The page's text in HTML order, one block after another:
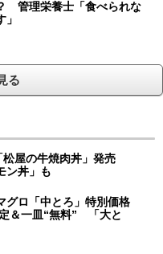
管理栄養士「食べられな
る
松屋の牛焼肉丼」発売
ン丼」も
グロ「中とろ」特別価格
＆一皿“無料” 「大と